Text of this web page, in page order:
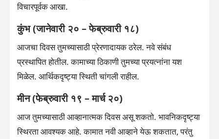
विचारपूर्वक आखा.
कुंभ (जानेवारी २० – फेब्रुवारी १८)
आजचा दिवस तुमच्यासाठी प्रेरणादायक ठरेल. नवे संबंध
प्रस्थापित होतील. कामाच्या ठिकाणी तुमच्या प्रयत्नांना यश
मिळेल. आर्थिकदृष्ट्या स्थिती चांगली राहील.
मीन (फेब्रुवारी १९ – मार्च २०)
आज तुमच्यासाठी आव्हानात्मक दिवस असू शकतो. भावनिकदृष्ट्या
स्थिरता आवश्यक आहे. कामात नवी आव्हाने येऊ शकतात, परंतु